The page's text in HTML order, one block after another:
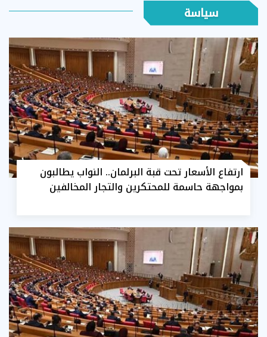
سياسة
ارتفاع الأسعار تحت قبة البرلمان.. النواب يطالبون
بمواجهة حاسمة للمحتكرين والتجار المخالفين